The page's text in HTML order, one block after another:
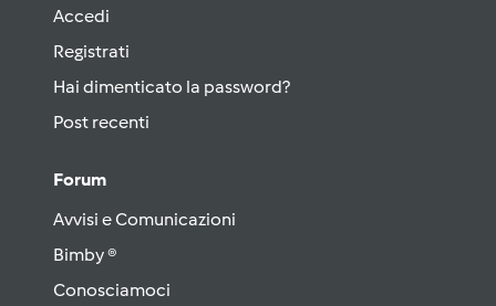
Accedi
Registrati
Hai dimenticato la password?
Post recenti
Forum
Avvisi e Comunicazioni
Bimby ®
Conosciamoci